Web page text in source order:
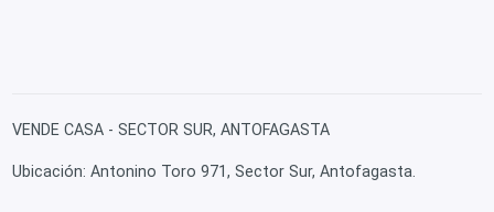
VENDE CASA - SECTOR SUR, ANTOFAGASTA
Ubicación: Antonino Toro 971, Sector Sur, Antofagasta.